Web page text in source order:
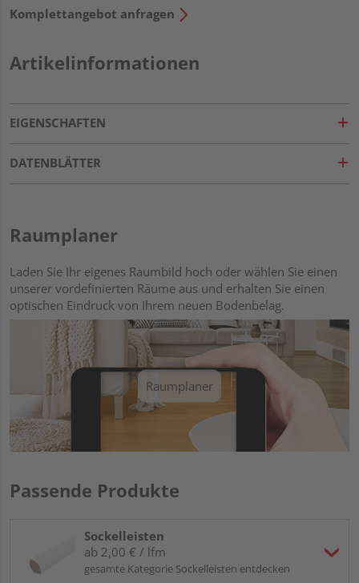
Komplettangebot anfragen
Artikelinformationen
EIGENSCHAFTEN
DATENBLÄTTER
Raumplaner
Laden Sie Ihr eigenes Raumbild hoch oder wählen Sie einen
unserer vordefinierten Räume aus und erhalten Sie einen
optischen Eindruck von Ihrem neuen Bodenbelag.
Raumplaner
Passende Produkte
Sockelleisten
ab 2,00 € / lfm
gesamte Kategorie Sockelleisten entdecken